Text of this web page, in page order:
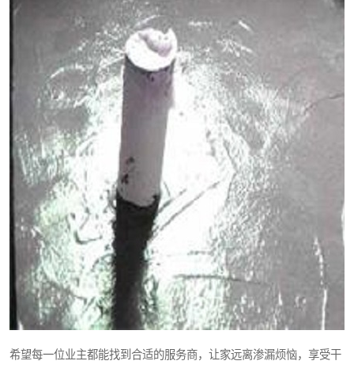
希望每一位业主都能找到合适的服务商，让家远离渗漏烦恼，享受干